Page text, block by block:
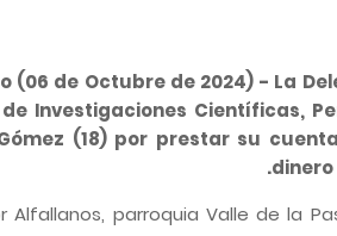
(06 de Octubre de 2024)- La
Investigaciones Científicas,
(18) por prestar su
parroquia Valle de la